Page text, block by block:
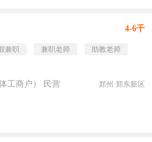
4-6千
兼职 兼职老师
助教老师
工商户） 民营 郑州·郑东新区